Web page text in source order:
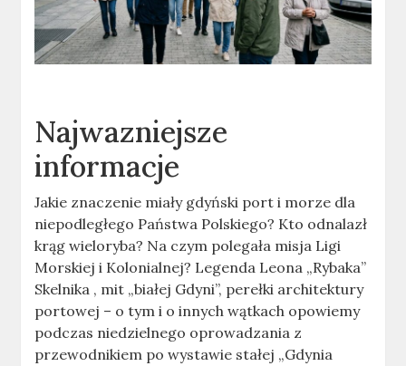
Najwazniejsze
informacje
Jakie znaczenie miały gdyński port i morze dla
niepodległego Państwa Polskiego? Kto odnalazł
krąg wieloryba? Na czym polegała misja Ligi
Morskiej i Kolonialnej? Legenda Leona „Rybaka”
Skelnika , mit „białej Gdyni”, perełki architektury
portowej – o tym i o innych wątkach opowiemy
podczas niedzielnego oprowadzania z
przewodnikiem po wystawie stałej „Gdynia